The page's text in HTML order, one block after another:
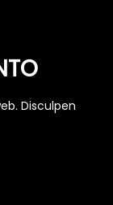
Disculpen